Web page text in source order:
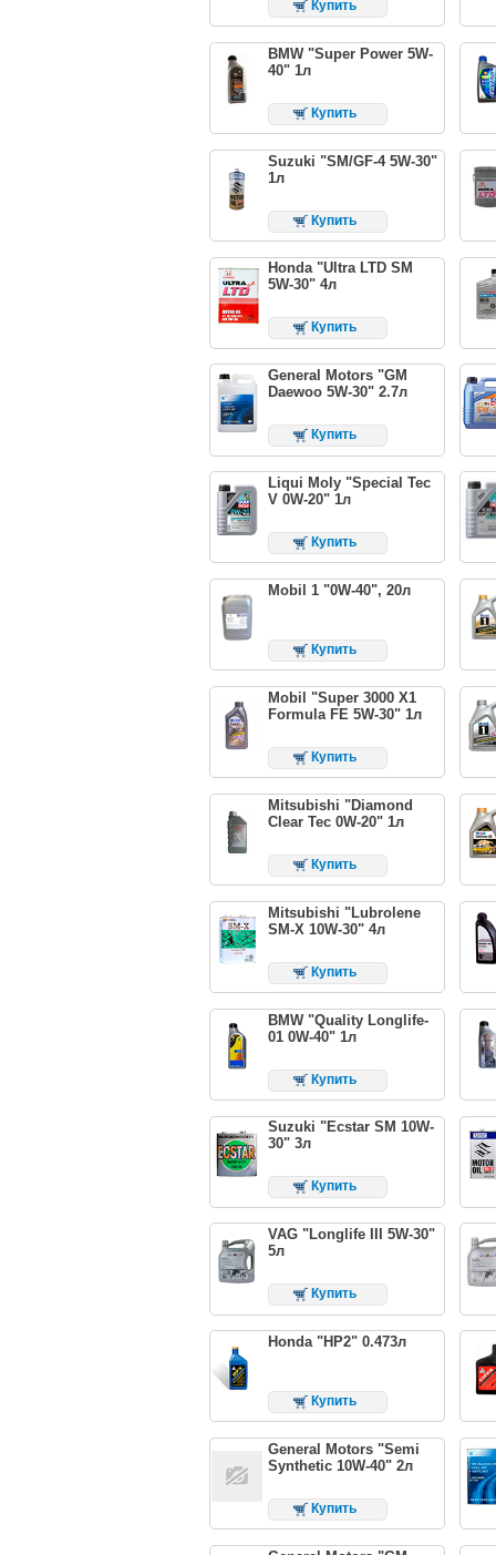
Купить
BMW "Super Power 5W-
40" 1л
Купить
Suzuki "SM/GF-4 5W-30"
1л
Купить
Honda "Ultra LTD SM
5W-30" 4л
Купить
General Motors "GM
Daewoo 5W-30" 2.7л
Купить
Liqui Moly "Special Tec
V 0W-20" 1л
Купить
Mobil 1 "0W-40", 20л
Купить
Mobil "Super 3000 X1
Formula FE 5W-30" 1л
Купить
Mitsubishi "Diamond
Clear Tec 0W-20" 1л
Купить
Mitsubishi "Lubrolene
SM-X 10W-30" 4л
Купить
BMW "Quality Longlife-
01 0W-40" 1л
Купить
Suzuki "Ecstar SM 10W-
30" 3л
Купить
VAG "Longlife III 5W-30"
5л
Купить
Honda "HP2" 0.473л
Купить
General Motors "Semi
Synthetic 10W-40" 2л
Купить